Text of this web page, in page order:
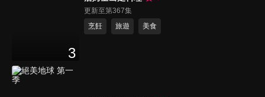
3
更新至第367集
烹飪
旅遊 美食